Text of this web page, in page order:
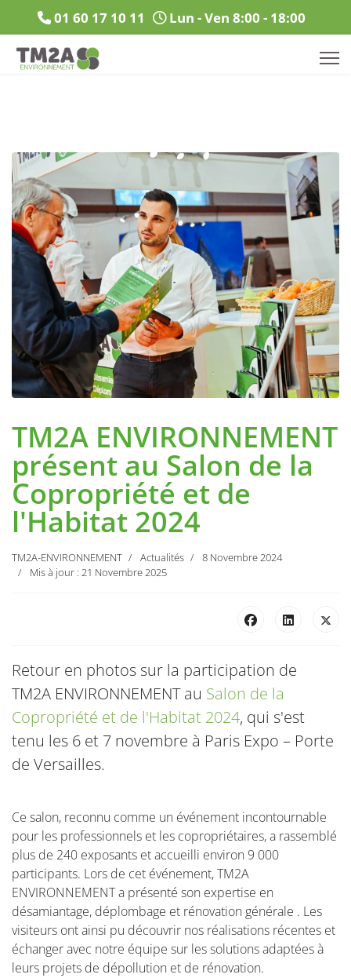
01 60 17 10 11 Lun - Ven 8:00 - 18:00
TM2A ENVIRONNEMENT
présent au Salon de la
Copropriété et de
l'Habitat 2024
TM2A-ENVIRONNEMENT Actualités
8 Novembre 2024
Mis à jour : 21 Novembre 2025
Retour en photos sur la participation de
TM2A ENVIRONNEMENT au Salon de la
Copropriété et de l'Habitat 2024, qui s'est
tenu les 6 et 7 novembre à Paris Expo – Porte
de Versailles.
Ce salon, reconnu comme un événement incontournable
pour les professionnels et les copropriétaires, a rassemblé
plus de 240 exposants et accueilli environ 9 000
participants. Lors de cet événement, TM2A
ENVIRONNEMENT a présenté son expertise en
désamiantage, déplombage et rénovation générale . Les
visiteurs ont ainsi pu découvrir nos réalisations récentes et
échanger avec notre équipe sur les solutions adaptées à
leurs projets de dépollution et de rénovation.